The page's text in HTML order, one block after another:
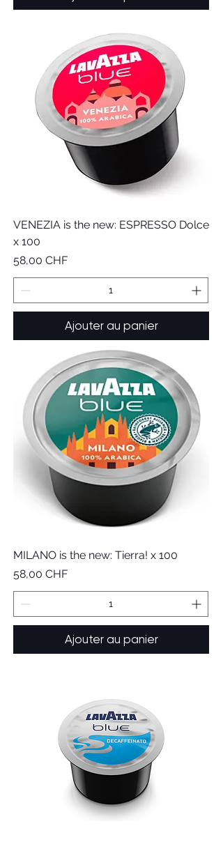
VENEZIA is the new: ESPRESSO Dolce
x 100
Prix
58,00 CHF
Ajouter au panier
MILANO is the new: Tierra! x 100
Prix
58,00 CHF
Ajouter au panier